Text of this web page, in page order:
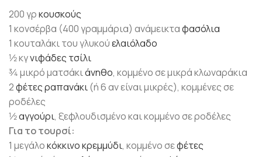
200 γρκουσκούς
1 κονσέρβα (400 γραμμάρια) ανάμεικταφασόλια
1 κουταλάκι του γλυκούελαιόλαδο
1⁄2 κγνιφάδες τσίλι
3⁄4 μικρό ματσάκιάνηθο, κομμένο σε μικρά κλωναράκια
2φέτεςραπανάκι(ή 6 αν είναι μικρές), κομμένες σε
ροδέλες
1⁄2αγγούρι, ξεφλουδισμένο και κομμένο σε ροδέλες
Για το τουρσί:
1 μεγάλοκόκκινο κρεμμύδι, κομμένο σεφέτες